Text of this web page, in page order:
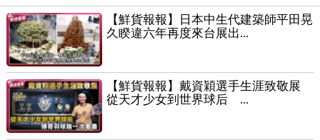
【鮮貨報報】日本中生代建築師平田晃
久睽違六年再度來台展出...
【鮮貨報報】戴資穎選手生涯致敬展
從天才少女到世界球后 ...